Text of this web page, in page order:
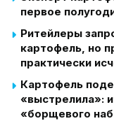
первое
Ритейлеры
картофель, но
практически
Картофель
«выстрелила»:
«борщевого